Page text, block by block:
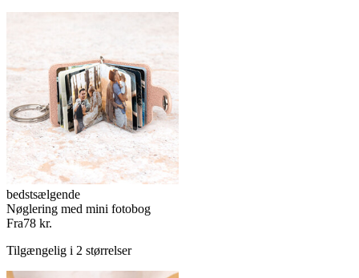
bedstsælgende
Nøglering med mini fotobog
Fra78 kr.
Tilgængelig i 2 størrelser